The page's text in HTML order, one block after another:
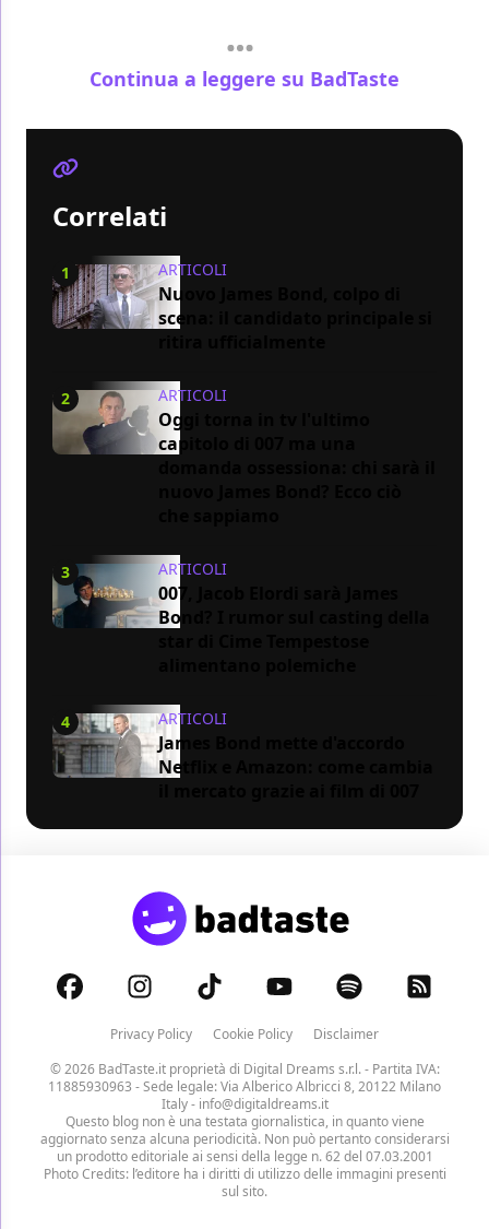
Continua a leggere su BadTaste
Correlati
1 ARTICOLI
Nuovo James Bond, colpo di
scena: il candidato principale si
2 ARTICOLI
Oggi torna in tv l'ultimo
capitolo di 007 ma una
3 ARTICOLI
007, Jacob Elordi sarà James
Bond? I rumor sul casting della
4 ARTICOLI
James Bond mette d'accordo
Netflix e Amazon: come cambia
Privacy Policy Cookie Policy
Disclaimer
© 2026 BadTaste.it proprietà di Digital Dreams s.r.l.- Partita IVA:
11885930963 - Sede legale: Via Alberico Albricci 8, 20122 Milano
Italy - info@digitaldreams.it
Questo blog non è una testata giornalistica, in quanto viene
aggiornato senza alcuna periodicità. Non può pertanto considerarsi
un prodotto editoriale ai sensi della legge n. 62 del 07.03.2001
Photo Credits: l’editore ha i diritti di utilizzo delle immagini presenti
sul sito.